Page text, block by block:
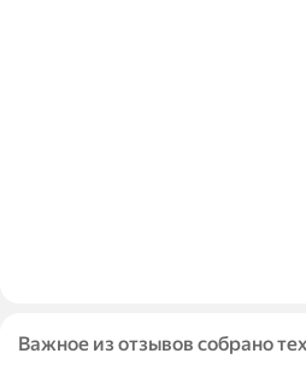
Важное из отзывов собрано